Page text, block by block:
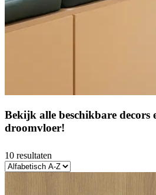
Bekijk alle beschikbare decors
droomvloer!
10 resultaten